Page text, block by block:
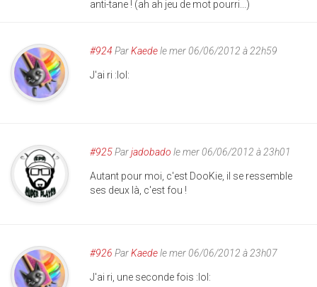
anti-tane ! (ah ah jeu de mot pourri...)
#924 ParKaedele mer 06/06/2012 à 22h59
J'ai ri :lol:
#925Parjadobado le mer 06/06/2012 à 23h01
Autant pour moi, c'est DooKie, il se ressemble
ses deux là, c'est fou !
#926 ParKaedele mer 06/06/2012 à 23h07
J'ai ri, une seconde fois :lol: